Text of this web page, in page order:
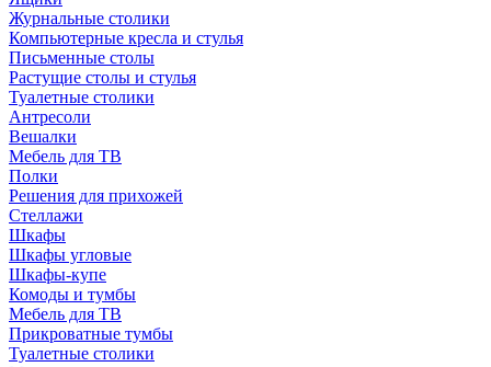
Журнальные столики
Компьютерные кресла и стулья
Письменные столы
Растущие столы и стулья
Туалетные столики
Антресоли
Вешалки
Мебель для ТВ
Полки
Решения для прихожей
Стеллажи
Шкафы
Шкафы угловые
Шкафы-купе
Комоды и тумбы
Мебель для ТВ
Прикроватные тумбы
Туалетные столики